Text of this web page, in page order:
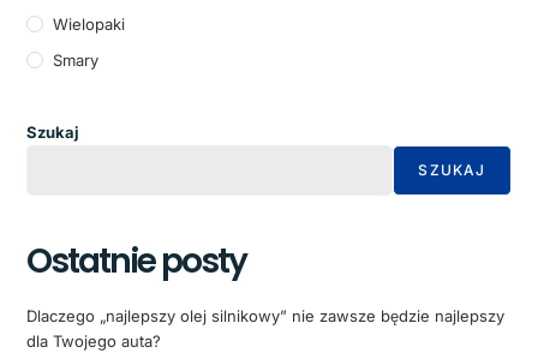
Wielopaki
Smary
Szukaj
SZUKAJ
Ostatnie posty
Dlaczego „najlepszy olej silnikowy” nie zawsze będzie najlepszy
dla Twojego auta?